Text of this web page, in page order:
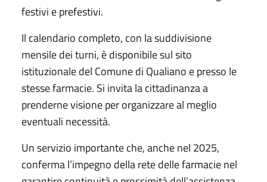
festivi e prefestivi.
Il calendario completo, con la suddivisione
mensile dei turni, è disponibile sul sito
istituzionale del Comune di Qualiano e presso le
stesse farmacie. Si invita la cittadinanza a
prenderne visione per organizzare al meglio
eventuali necessità.
Un servizio importante che, anche nel 2025,
conferma l’impegno della rete delle farmacie nel